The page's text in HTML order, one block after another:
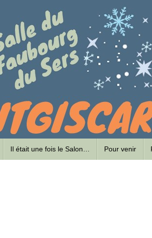
Il était une fois le Salon… Pour venir